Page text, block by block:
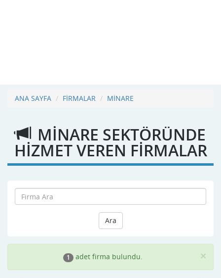
ANA SAYFA FİRMALAR MİNARE
MİNARE SEKTÖRÜNDE
HİZMET VEREN FİRMALAR
Ara
×
1 adet firma bulundu.